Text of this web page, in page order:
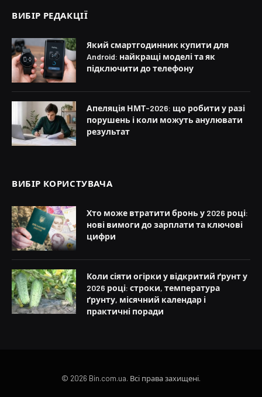
ВИБІР РЕДАКЦІЇ
Який смартгодинник купити для
Android: найкращі моделі та як
підключити до телефону
Апеляція НМТ-2026: що робити у разі
порушень і коли можуть анулювати
результат
ВИБІР КОРИСТУВАЧА
Хто може втратити бронь у 2026 році:
нові вимоги до зарплати та ключові
цифри
Коли сіяти огірки у відкритий ґрунт у
2026 році: строки, температура
ґрунту, місячний календар і
практичні поради
© 2026 Bin.com.ua. Всі права захищені.